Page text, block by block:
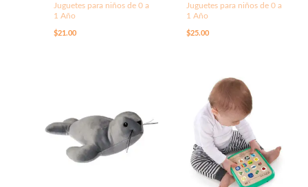
Juguetes para niños de 0 a
1 Año
$21.00
Juguetes para niños de 0 a
1 Año
$25.00